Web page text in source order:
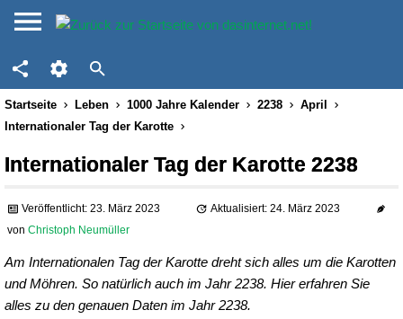
Startseite Leben 1000 Jahre Kalender 2238
April
Internationaler Tag der Karotte
Internationaler Tag der Karotte 2238
Veröffentlicht: 23. März 2023
Aktualisiert: 24. März 2023
von Christoph Neumüller
Am Internationalen Tag der Karotte dreht sich alles um die Karotten
und Möhren. So natürlich auch im Jahr 2238. Hier erfahren Sie
alles zu den genauen Daten im Jahr 2238.